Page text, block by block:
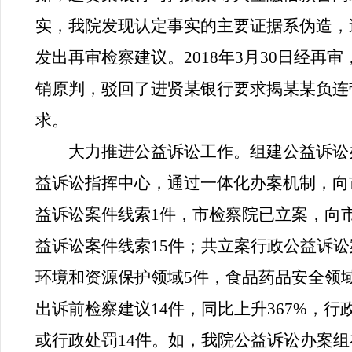
实，我院发现认定事实的主要证据系伪造
发出再审检察建议。 2018年3 月 30 日经再审
销原判，驳回了进贤某银行要求揭某某负
求。
大力推进公益诉讼工作。组建公益诉
益诉讼指挥中心， 通过一体化办案机制，
益诉讼案件线索1件，市检察院已立案，向
益诉讼案件线索15件；共立案行政公益诉
环境和资源保护领域5件，食品药品安全领
出诉前检察建议14件，同比上升367% ，行
或行政处罚14件。如， 我院公益诉讼办案